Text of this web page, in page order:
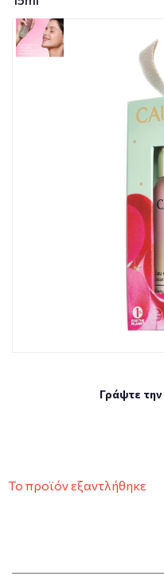
Γράψτε
Το προϊόν εξαντλήθηκε